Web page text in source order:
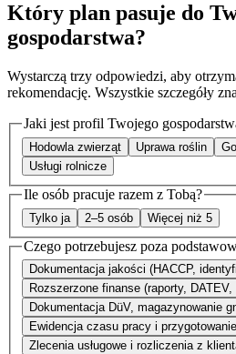
Który plan pasuje do
gospodarstwa?
Wystarczą trzy odpowiedzi, aby
rekomendację. Wszystkie szczegóły
Jaki jest profil Twojego
Hodowla zwierząt Uprawa roślin
Usługi rolnicze
Ile osób pracuje razem z Tobą?
Tylko ja 2–5 osób Więcej niż 5
Czego potrzebujesz poza
Dokumentacja jakości (HACCP,
Rozszerzone finanse (raporty,
Dokumentacja DüV, magazynowanie
Ewidencja czasu pracy i przygotowanie
Zlecenia usługowe i rozliczenia z